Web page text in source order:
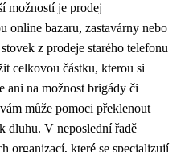
možností je prodej
online bazaru, zastavárny nebo
z prodeje starého telefonu
celkovou částku, kterou si
ani na možnost brigády či
může pomoci překlenout
dluhu. V neposlední řadě
organizací, které se specializují